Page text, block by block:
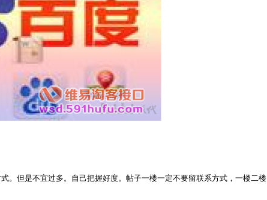
。但是不宜过多。自己把握好度。帖子一楼一定不要留联系方式，一楼二楼